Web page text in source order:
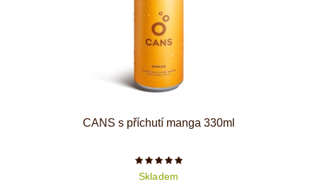
CANS s příchutí manga 330ml
Počet hvězdiček je 5 z 5
Skladem